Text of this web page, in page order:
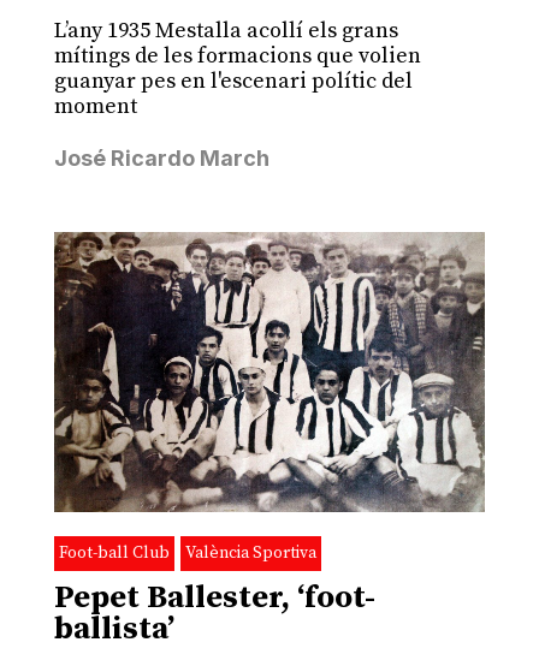
L’any 1935 Mestalla acollí els grans
mítings de les formacions que volien
guanyar pes en l'escenari polític del
moment
José Ricardo March
Foot-ball Club València Sportiva
Pepet Ballester, ‘foot-
ballista’